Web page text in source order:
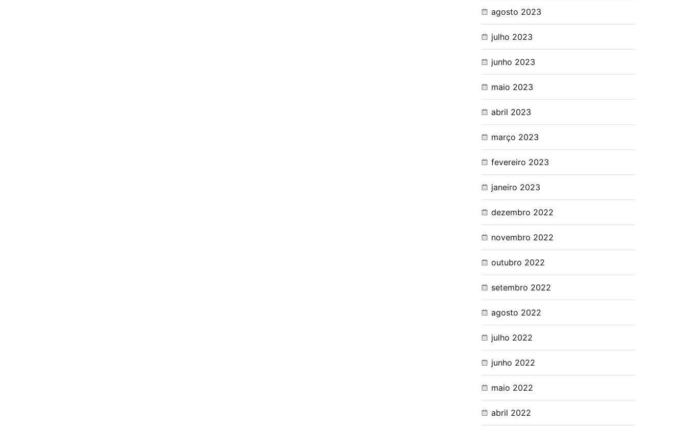
agosto 2023
julho 2023
junho 2023
maio 2023
abril 2023
março 2023
fevereiro 2023
janeiro 2023
dezembro 2022
novembro 2022
outubro 2022
setembro 2022
agosto 2022
julho 2022
junho 2022
maio 2022
abril 2022